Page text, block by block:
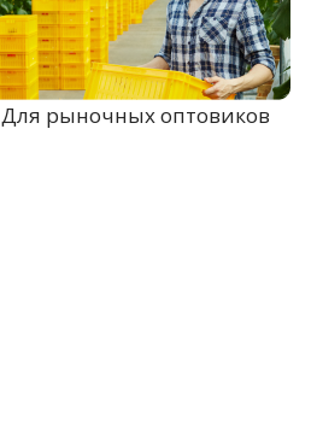
Для рыночных оптовиков